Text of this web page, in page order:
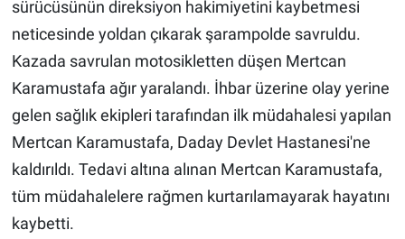
sürücüsünün direksiyon hakimiyetini kaybetmesi
neticesinde yoldan çıkarak şarampolde savruldu.
Kazada savrulan motosikletten düşen Mertcan
Karamustafa ağır yaralandı. İhbar üzerine olay yerine
gelen sağlık ekipleri tarafından ilk müdahalesi yapılan
Mertcan Karamustafa, Daday Devlet Hastanesi'ne
kaldırıldı. Tedavi altına alınan Mertcan Karamustafa,
tüm müdahalelere rağmen kurtarılamayarak hayatını
kaybetti.